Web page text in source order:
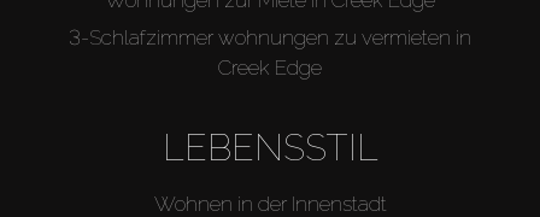
3-Schlafzimmer wohnungen zu vermieten in
Creek Edge
LEBENSSTIL
Wohnen in der Innenstadt